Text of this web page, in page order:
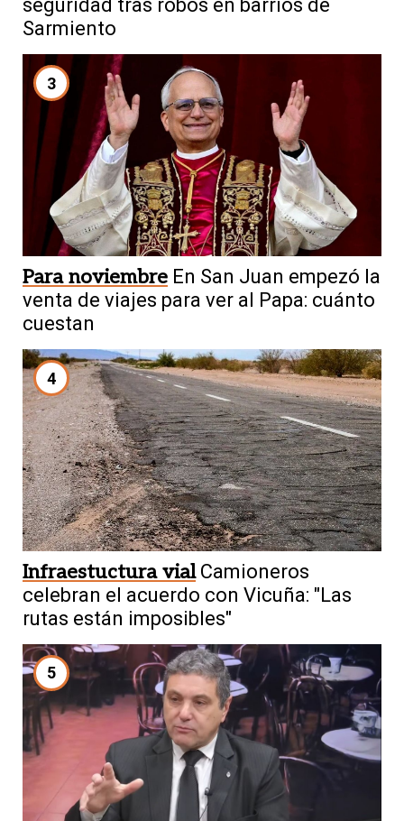
seguridad tras robos en barrios de
Sarmiento
3
Para noviembre En San Juan empezó la
venta de viajes para ver al Papa: cuánto
cuestan
4
Infraestuctura vial Camioneros
celebran el acuerdo con Vicuña: "Las
rutas están imposibles"
5